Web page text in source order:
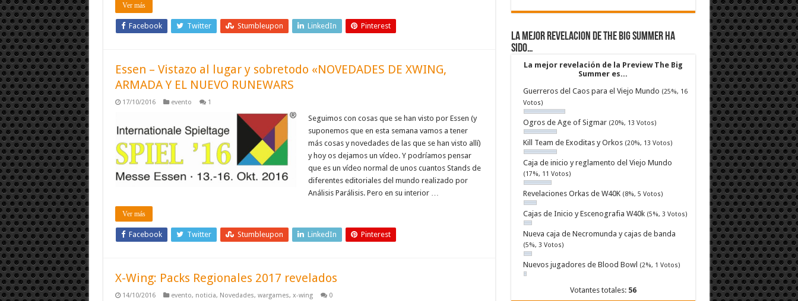
Ver más
Facebook Twitter Stumbleupon LinkedIn Pinterest
Essen – Vistazo al lugar y sobretodo «NOVEDADES DE XWING,
ARMADA Y EL NUEVO RUNEWARS
17/10/2016 evento 1
Seguimos con cosas que se han visto por Essen (y
suponemos que en esta semana vamos a tener
más cosas y novedades de las que se han visto allí)
y hoy os dejamos un vídeo. Y podríamos pensar
que es un vídeo normal de unos cuantos Stands de
diferentes editoriales del mundo realizado por
Análisis Parálisis. Pero en su interior …
Ver más
Facebook Twitter Stumbleupon LinkedIn Pinterest
X-Wing: Packs Regionales 2017 revelados
14/10/2016 evento, noticia, Novedades, wargames, x-wing 0
La mejor revelacion de The Big Summer ha
sido…
La mejor revelación de la Preview The Big
Summer es...
Guerreros del Caos para el Viejo Mundo (25%, 16
Votos)
Ogros de Age of Sigmar (20%, 13 Votos)
Kill Team de Exoditas y Orkos (20%, 13 Votos)
Caja de inicio y reglamento del Viejo Mundo
(17%, 11 Votos)
Revelaciones Orkas de W40K (8%, 5 Votos)
Cajas de Inicio y Escenografia W40k (5%, 3 Votos)
Nueva caja de Necromunda y cajas de banda
(5%, 3 Votos)
Nuevos jugadores de Blood Bowl (2%, 1 Votos)
Votantes totales: 56